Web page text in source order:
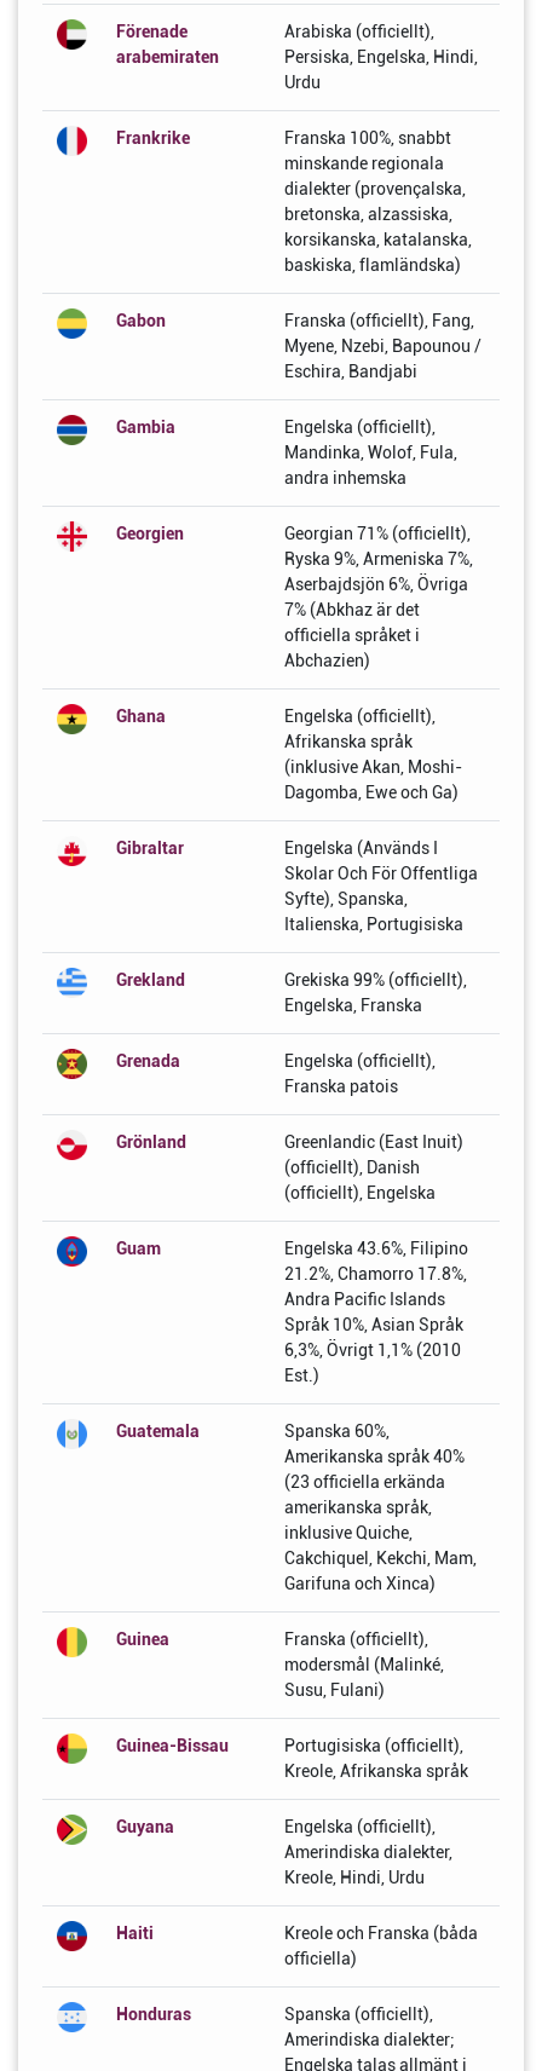
Förenade
arabemiraten
Arabiska (officiellt),
Persiska, Engelska, Hindi,
Urdu
Frankrike
Franska 100%, snabbt
minskande regionala
dialekter (provençalska,
bretonska, alzassiska,
korsikanska, katalanska,
baskiska, flamländska)
Gabon
Franska (officiellt), Fang,
Myene, Nzebi, Bapounou /
Eschira, Bandjabi
Gambia
Engelska (officiellt),
Mandinka, Wolof, Fula,
andra inhemska
Georgien
Georgian 71% (officiellt),
Ryska 9%, Armeniska 7%,
Aserbajdsjön 6%, Övriga
7% (Abkhaz är det
officiella språket i
Abchazien)
Ghana
Engelska (officiellt),
Afrikanska språk
(inklusive Akan, Moshi-
Dagomba, Ewe och Ga)
Gibraltar
Engelska (Används I
Skolar Och För Offentliga
Syfte), Spanska,
Italienska, Portugisiska
Grekland
Grekiska 99% (officiellt),
Engelska, Franska
Grenada
Engelska (officiellt),
Franska patois
Grönland
Greenlandic (East Inuit)
(officiellt), Danish
(officiellt), Engelska
Guam
Engelska 43.6%, Filipino
21.2%, Chamorro 17.8%,
Andra Pacific Islands
Språk 10%, Asian Språk
6,3%, Övrigt 1,1% (2010
Est.)
Guatemala
Spanska 60%,
Amerikanska språk 40%
(23 officiella erkända
amerikanska språk,
inklusive Quiche,
Cakchiquel, Kekchi, Mam,
Garifuna och Xinca)
Guinea
Franska (officiellt),
modersmål (Malinké,
Susu, Fulani)
Guinea-Bissau
Portugisiska (officiellt),
Kreole, Afrikanska språk
Guyana
Engelska (officiellt),
Amerindiska dialekter,
Kreole, Hindi, Urdu
Haiti
Kreole och Franska (båda
officiella)
Honduras
Spanska (officiellt),
Amerindiska dialekter;
Engelska talas allmänt i